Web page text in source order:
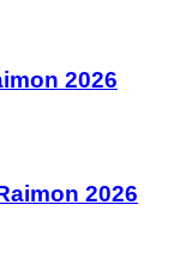
2026
2026